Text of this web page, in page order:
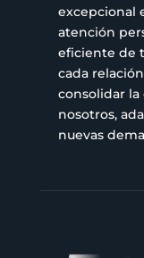
excepcional
atención
eficiente de
cada
consolidar la
nosotros,
nuevas